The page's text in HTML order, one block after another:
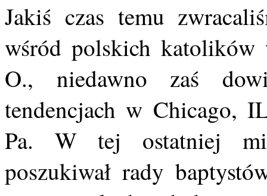
Jakiś czas temu
wśród polskich
O., niedawno zaś
tendencjach w Chicago,
Pa. W tej ostatniej
poszukiwał rady